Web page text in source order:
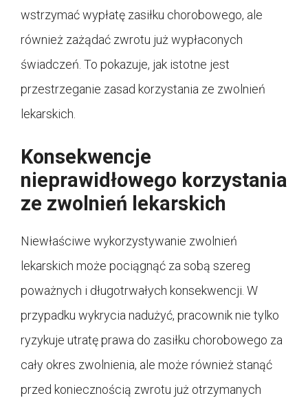
wstrzymać wypłatę zasiłku chorobowego, ale
również zażądać zwrotu już wypłaconych
świadczeń. To pokazuje, jak istotne jest
przestrzeganie zasad korzystania ze zwolnień
lekarskich.
Konsekwencje
nieprawidłowego korzystania
ze zwolnień lekarskich
Niewłaściwe wykorzystywanie zwolnień
lekarskich może pociągnąć za sobą szereg
poważnych i długotrwałych konsekwencji. W
przypadku wykrycia nadużyć, pracownik nie tylko
ryzykuje utratę prawa do zasiłku chorobowego za
cały okres zwolnienia, ale może również stanąć
przed koniecznością zwrotu już otrzymanych